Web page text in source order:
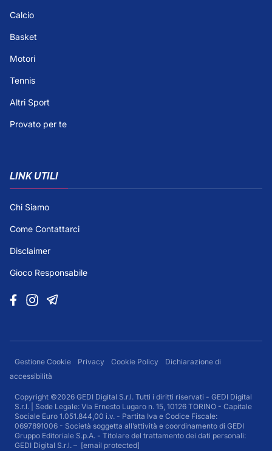
Calcio
Basket
Motori
Tennis
Altri Sport
Provato per te
LINK UTILI
Chi Siamo
Come Contattarci
Disclaimer
Gioco Responsabile
Gestione Cookie Privacy Cookie Policy
Dichiarazione di
accessibilità
Copyright ©2026 GEDI Digital S.r.l. Tutti i diritti riservati - GEDI Digital
S.r.l. | Sede Legale: Via Ernesto Lugaro n. 15, 10126 TORINO - Capitale
Sociale Euro 1.051.844,00 i.v. - Partita Iva e Codice Fiscale:
0697891006 - Società soggetta all’attività e coordinamento di GEDI
Gruppo Editoriale S.p.A. - Titolare del trattamento dei dati personali:
GEDI Digital S.r.l. – [email protected]